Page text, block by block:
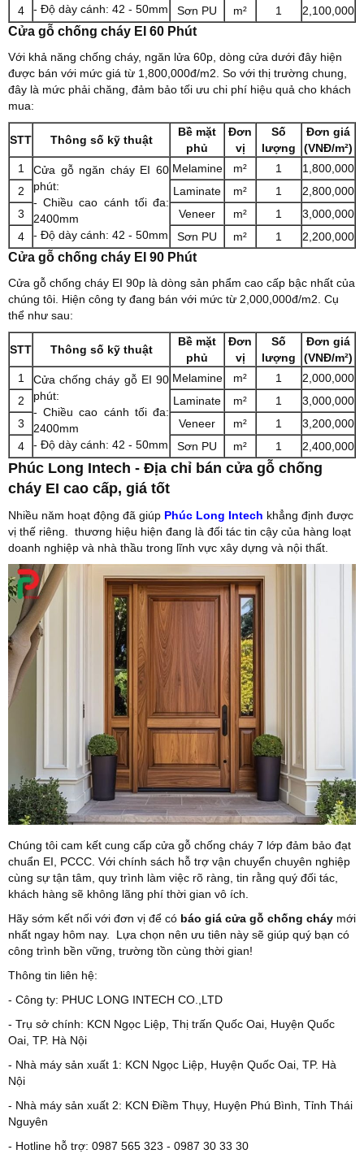
- Độ dày cánh: 42 - 50mm
4 Sơn PU m² 1 2,100,000
Cửa gỗ chống cháy EI 60 Phút
Với khả năng chống cháy, ngăn lửa 60p, dòng cửa dưới đây hiện
được bán với mức giá từ 1,800,000đ/m2. So với thị trường chung,
đây là mức phải chăng, đảm bảo tối ưu chi phí hiệu quả cho khách
mua:
STT Thông số kỹ thuật
Bề mặt
phủ
Đơn
vị
Số
lượng
Đơn giá
(VNĐ/m²)
1
Cửa gỗ ngăn cháy EI 60
phút:
- Chiều cao cánh tối đa:
2400mm
- Độ dày cánh: 42 - 50mm
Melamine m² 1
1,800,000
2
Laminate m² 1
2,800,000
3
Veneer m² 1
3,000,000
4
Sơn PU m² 1 2,200,000
Cửa gỗ chống cháy EI 90 Phút
Cửa gỗ chống cháy EI 90p là dòng sản phẩm cao cấp bậc nhất của
chúng tôi. Hiện công ty đang bán với mức từ 2,000,000đ/m2. Cụ
thể như sau:
STT Thông số kỹ thuật
Bề mặt
phủ
Đơn
vị
Số
lượng
Đơn giá
(VNĐ/m²)
1
Cửa chống cháy gỗ EI 90
phút:
- Chiều cao cánh tối đa:
2400mm
- Độ dày cánh: 42 - 50mm
Melamine m² 1
2,000,000
2
Laminate m² 1
3,000,000
3
Veneer m² 1
3,200,000
4
Sơn PU m² 1 2,400,000
Phúc Long Intech - Địa chỉ bán cửa gỗ chống
cháy EI cao cấp, giá tốt
Nhiều năm hoạt động đã giúp Phúc Long Intech khẳng định được
vị thế riêng. thương hiệu hiện đang là đối tác tin cậy của hàng loạt
doanh nghiệp và nhà thầu trong lĩnh vực xây dựng và nội thất.
Chúng tôi cam kết cung cấp cửa gỗ chống cháy 7 lớp đảm bảo đạt
chuẩn EI, PCCC. Với chính sách hỗ trợ vận chuyển chuyên nghiệp
cùng sự tận tâm, quy trình làm việc rõ ràng, tin rằng quý đối tác,
khách hàng sẽ không lãng phí thời gian vô ích.
Hãy sớm kết nối với đơn vị để có báo giá cửa gỗ chống cháy mới
nhất ngay hôm nay. Lựa chọn nên ưu tiên này sẽ giúp quý bạn có
công trình bền vững, trường tồn cùng thời gian!
Thông tin liên hệ:
- Công ty: PHUC LONG INTECH CO.,LTD
- Trụ sở chính: KCN Ngọc Liệp, Thị trấn Quốc Oai, Huyện Quốc
Oai, TP. Hà Nội
- Nhà máy sản xuất 1: KCN Ngọc Liệp, Huyện Quốc Oai, TP. Hà
Nội
- Nhà máy sản xuất 2: KCN Điềm Thụy, Huyện Phú Bình, Tỉnh Thái
Nguyên
- Hotline hỗ trợ: 0987 565 323 - 0987 30 33 30